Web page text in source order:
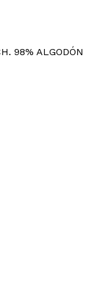
98% ALGODÓN